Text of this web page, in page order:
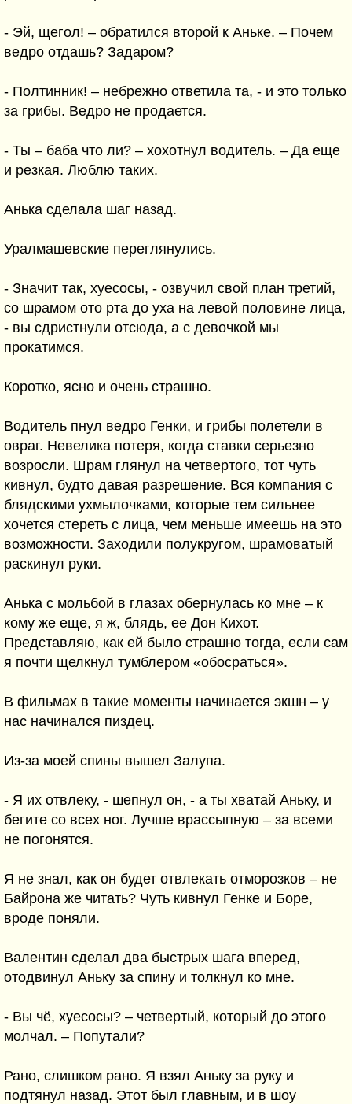
- Эй, щегол! – обратился второй к Аньке. – Почем
ведро отдашь? Задаром?
- Полтинник! – небрежно ответила та, - и это только
за грибы. Ведро не продается.
- Ты – баба что ли? – хохотнул водитель. – Да еще
и резкая. Люблю таких.
Анька сделала шаг назад.
Уралмашевские переглянулись.
- Значит так, хуесосы, - озвучил свой план третий,
со шрамом ото рта до уха на левой половине лица,
- вы сдристнули отсюда, а с девочкой мы
прокатимся.
Коротко, ясно и очень страшно.
Водитель пнул ведро Генки, и грибы полетели в
овраг. Невелика потеря, когда ставки серьезно
возросли. Шрам глянул на четвертого, тот чуть
кивнул, будто давая разрешение. Вся компания с
блядскими ухмылочками, которые тем сильнее
хочется стереть с лица, чем меньше имеешь на это
возможности. Заходили полукругом, шрамоватый
раскинул руки.
Анька с мольбой в глазах обернулась ко мне – к
кому же еще, я ж, блядь, ее Дон Кихот.
Представляю, как ей было страшно тогда, если сам
я почти щелкнул тумблером «обосраться».
В фильмах в такие моменты начинается экшн – у
нас начинался пиздец.
Из-за моей спины вышел Залупа.
- Я их отвлеку, - шепнул он, - а ты хватай Аньку, и
бегите со всех ног. Лучше врассыпную – за всеми
не погонятся.
Я не знал, как он будет отвлекать отморозков – не
Байрона же читать? Чуть кивнул Генке и Боре,
вроде поняли.
Валентин сделал два быстрых шага вперед,
отодвинул Аньку за спину и толкнул ко мне.
- Вы чё, хуесосы? – четвертый, который до этого
молчал. – Попутали?
Рано, слишком рано. Я взял Аньку за руку и
подтянул назад. Этот был главным, и в шоу